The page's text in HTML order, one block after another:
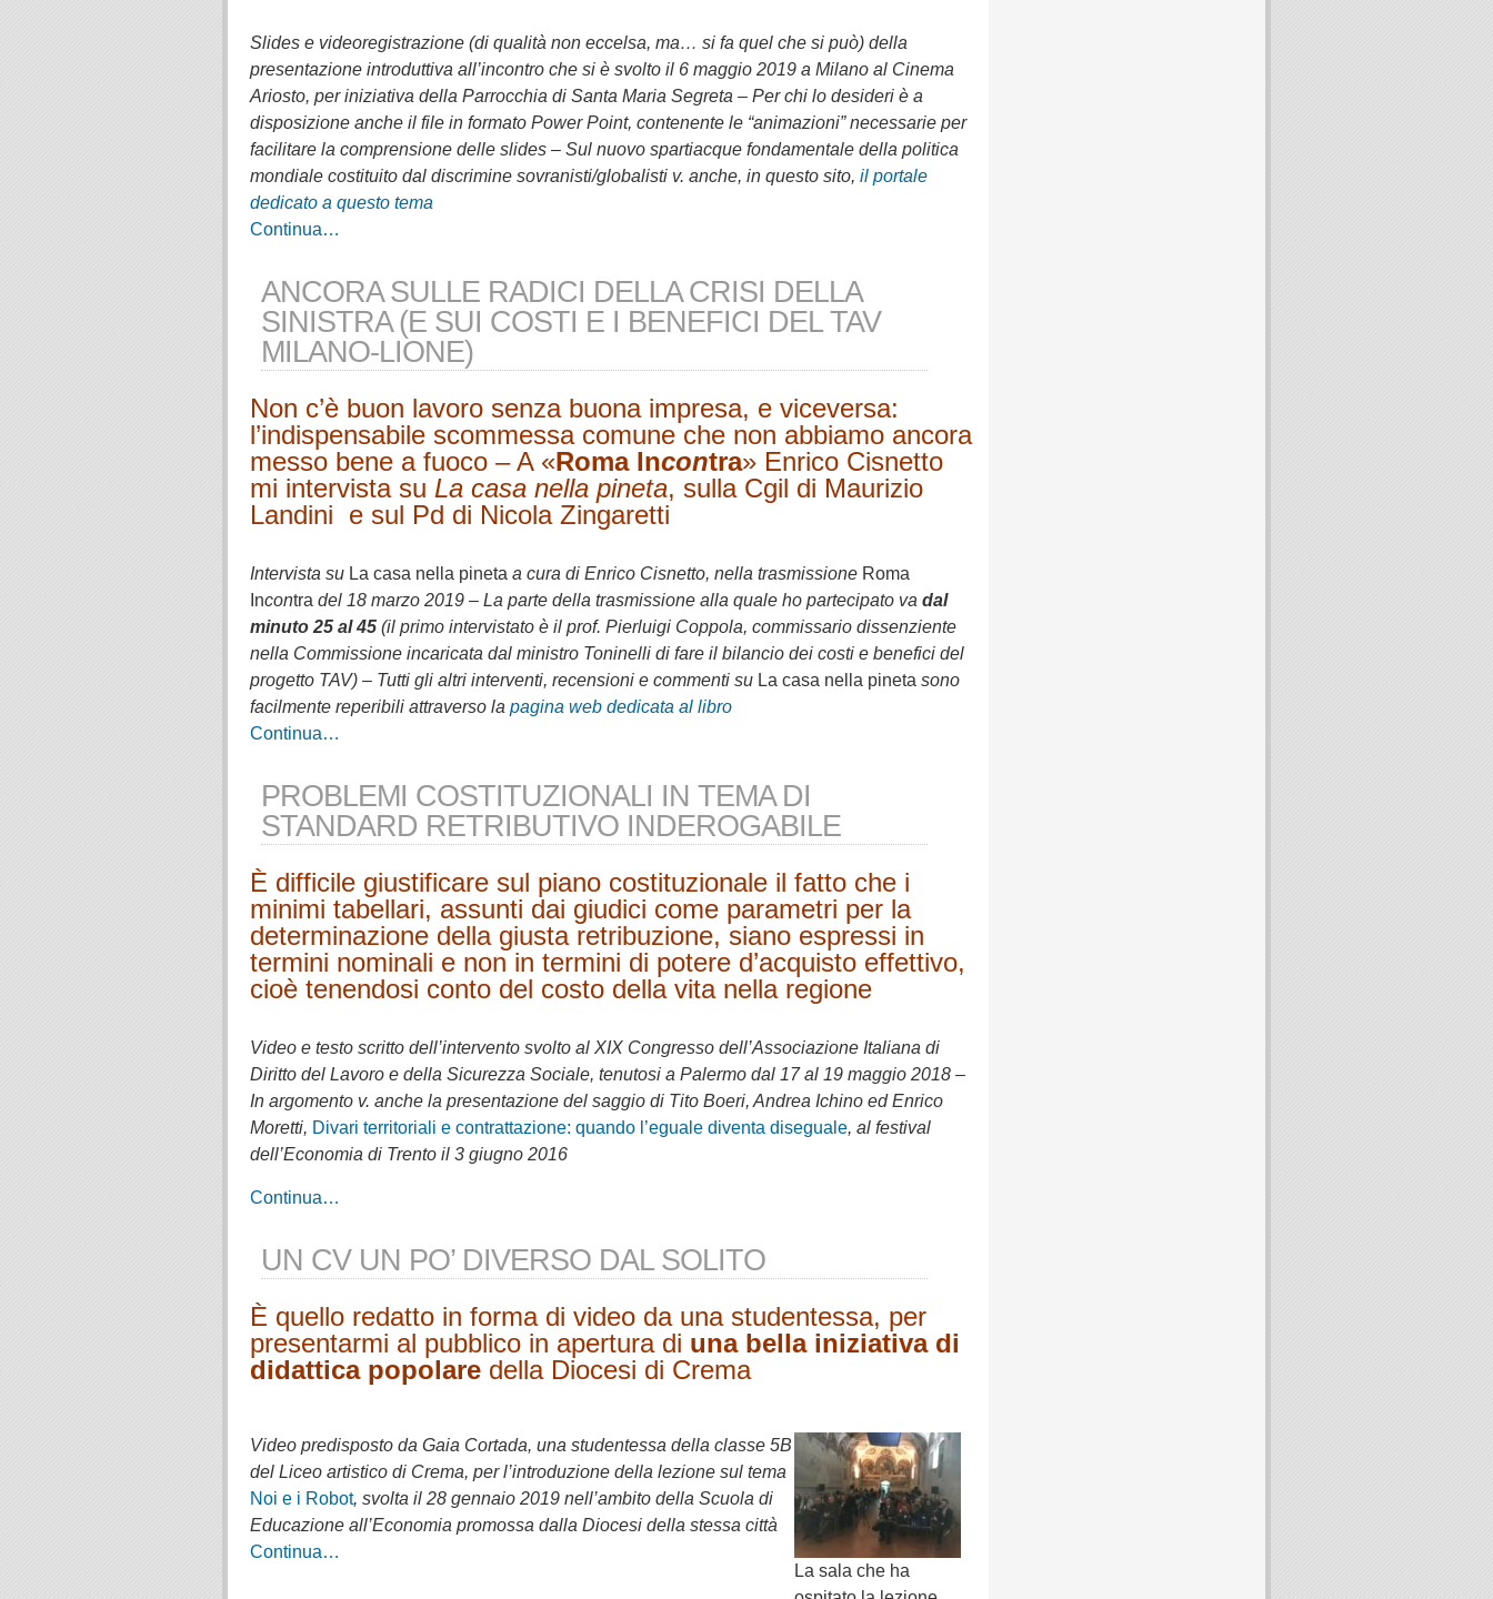
Slides e videoregistrazione (di qualità non eccelsa, ma… si fa quel che si può) della
presentazione introduttiva all’incontro che si è svolto il 6 maggio 2019 a Milano al Cinema
Ariosto, per iniziativa della Parrocchia di Santa Maria Segreta – Per chi lo desideri è a
disposizione anche il file in formato Power Point, contenente le “animazioni” necessarie per
facilitare la comprensione delle slides – Sul nuovo spartiacque fondamentale della politica
mondiale costituito dal discrimine sovranisti/globalisti v. anche, in questo sito, il portale
dedicato a questo tema
Continua…
ANCORA SULLE RADICI DELLA CRISI DELLA
SINISTRA (E SUI COSTI E I BENEFICI DEL TAV
MILANO-LIONE)
Non c’è buon lavoro senza buona impresa, e viceversa:
l’indispensabile scommessa comune che non abbiamo ancora
messo bene a fuoco – A «Roma Incontra» Enrico Cisnetto
mi intervista su La casa nella pineta, sulla Cgil di Maurizio
Landini e sul Pd di Nicola Zingaretti
Intervista su La casa nella pineta a cura di Enrico Cisnetto, nella trasmissione Roma
Incontra del 18 marzo 2019 – La parte della trasmissione alla quale ho partecipato va dal
minuto 25 al 45 (il primo intervistato è il prof. Pierluigi Coppola, commissario dissenziente
nella Commissione incaricata dal ministro Toninelli di fare il bilancio dei costi e benefici del
progetto TAV) – Tutti gli altri interventi, recensioni e commenti su La casa nella pineta sono
facilmente reperibili attraverso la pagina web dedicata al libro
Continua…
PROBLEMI COSTITUZIONALI IN TEMA DI
STANDARD RETRIBUTIVO INDEROGABILE
È difficile giustificare sul piano costituzionale il fatto che i
minimi tabellari, assunti dai giudici come parametri per la
determinazione della giusta retribuzione, siano espressi in
termini nominali e non in termini di potere d’acquisto effettivo,
cioè tenendosi conto del costo della vita nella regione
Video e testo scritto dell’intervento svolto al XIX Congresso dell’Associazione Italiana di
Diritto del Lavoro e della Sicurezza Sociale, tenutosi a Palermo dal 17 al 19 maggio 2018 –
In argomento v. anche la presentazione del saggio di Tito Boeri, Andrea Ichino ed Enrico
Moretti, Divari territoriali e contrattazione: quando l’eguale diventa diseguale, al festival
dell’Economia di Trento il 3 giugno 2016
Continua…
UN CV UN PO’ DIVERSO DAL SOLITO
È quello redatto in forma di video da una studentessa, per
presentarmi al pubblico in apertura di una bella iniziativa di
didattica popolare della Diocesi di Crema
La sala che ha
Video predisposto da Gaia Cortada, una studentessa della classe 5B
del Liceo artistico di Crema, per l’introduzione della lezione sul tema
Noi e i Robot, svolta il 28 gennaio 2019 nell’ambito della Scuola di
Educazione all’Economia promossa dalla Diocesi della stessa città
Continua…